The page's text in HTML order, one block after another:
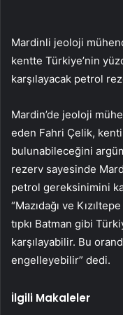
Mardinli jeoloji
kentte Türkiye’nin
karşılayacak petrol
Mardin’de jeoloji
eden Fahri Çelik,
bulunabileceğini
rezerv sayesinde
petrol gereksinimini
“Mazıdağı ve
tıpkı Batman gibi
karşılayabilir. Bu
engelleyebilir” dedi.
İlgili Makaleler